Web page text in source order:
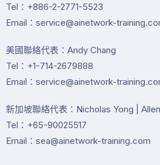
Tel：+886-2-2771-5523
Email：service@ainetwork-
美國聯絡代表：Andy Chang
Tel：+1-714-2679888
Email：service@ainetwork-
新加坡聯絡代表：Nicholas Yong |
Tel：+65-90025517
Email：sea@ainetwork-training.com